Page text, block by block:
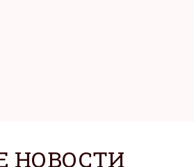
НОВОСТИ